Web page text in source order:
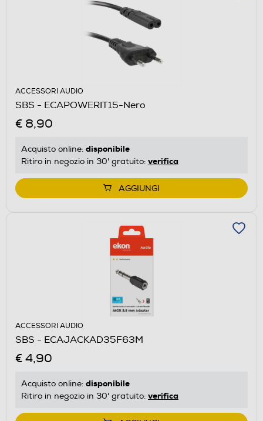
ACCESSORI AUDIO
SBS - ECAPOWERIT15-Nero
€ 8,90
Acquisto online: disponibile
Ritiro in negozio in 30' gratuito: verifica
AGGIUNGI
ACCESSORI AUDIO
SBS - ECAJACKAD35F63M
€ 4,90
Acquisto online: disponibile
Ritiro in negozio in 30' gratuito: verifica